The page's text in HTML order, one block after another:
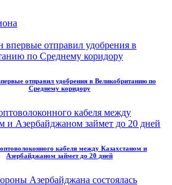
отправил удобрения в Великобританию по
Среднему коридору
кабеля между Казахстаном и
Азербайджаном займет до 20 дней